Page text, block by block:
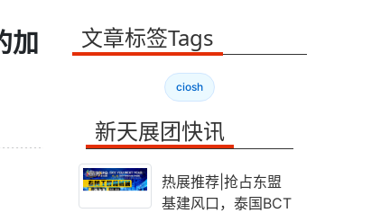
加
文章标签Tags
ciosh
新天展团快讯
热展推荐|抢占东盟
基建风口，泰国BCT